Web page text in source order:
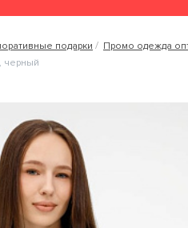
подарки Промо одежда
черный